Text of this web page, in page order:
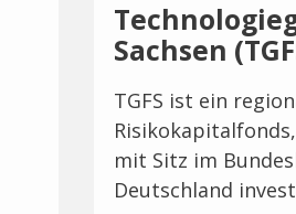
Sachsen
TGFS ist ein
mit Sitz im
Deutschland